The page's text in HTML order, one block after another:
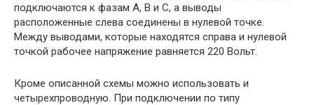
подключаются к фазам А, В и С, а выводы
расположенные слева соединены в нулевой точке.
Между выводами, которые находятся справа и нулевой
точкой рабочее напряжение равняется 220 Вольт.
Кроме описанной схемы можно использовать и
четырехпроводную. При подключении по типу